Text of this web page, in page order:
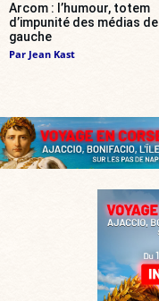
Arcom : l’humour, totem
d’impunité des médias de
gauche
Par Jean Kast